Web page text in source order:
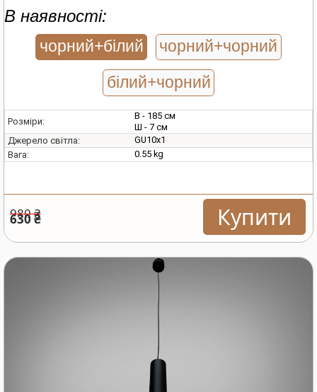
В наявності:
чорний+білий чорний+чорний
білий+чорний
Розміри:
В - 185 см
Ш - 7 см
Джерело світла:
GU10х1
Вага:
0.55 kg
980 ₴
630 ₴ Купити